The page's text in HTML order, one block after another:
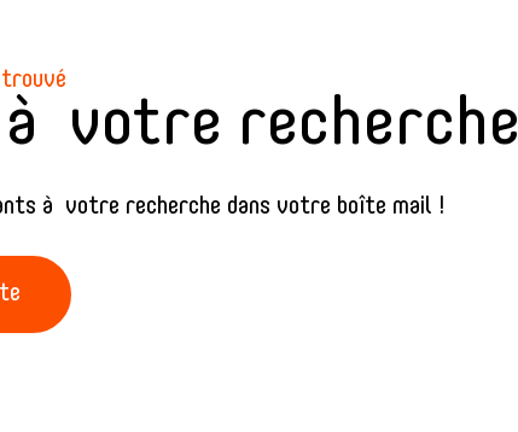
trouvé
votre recherche
à votre recherche dans votre boîte mail !